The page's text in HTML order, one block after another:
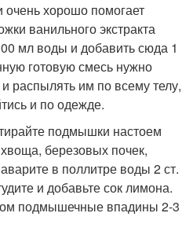
хорошо помогает
ванильного экстракта
мл воды и добавить сюда 1
готовую смесь нужно
распылять им по всему телу,
и по одежде.
подмышки настоем
березовых почек,
в поллитре воды 2 ст.
и добавьте сок лимона.
подмышечные впадины 2-3